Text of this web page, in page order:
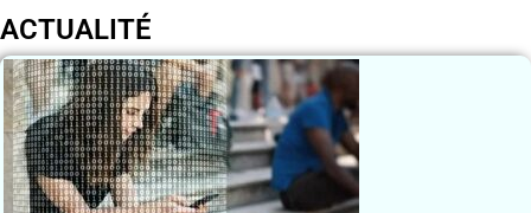
ACTUALITÉ